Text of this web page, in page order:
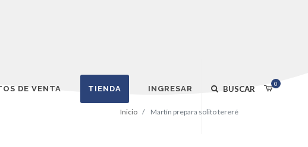
DE VENTA TIENDA INGRESAR BUSCAR
0
Inicio Martín prepara solito tereré